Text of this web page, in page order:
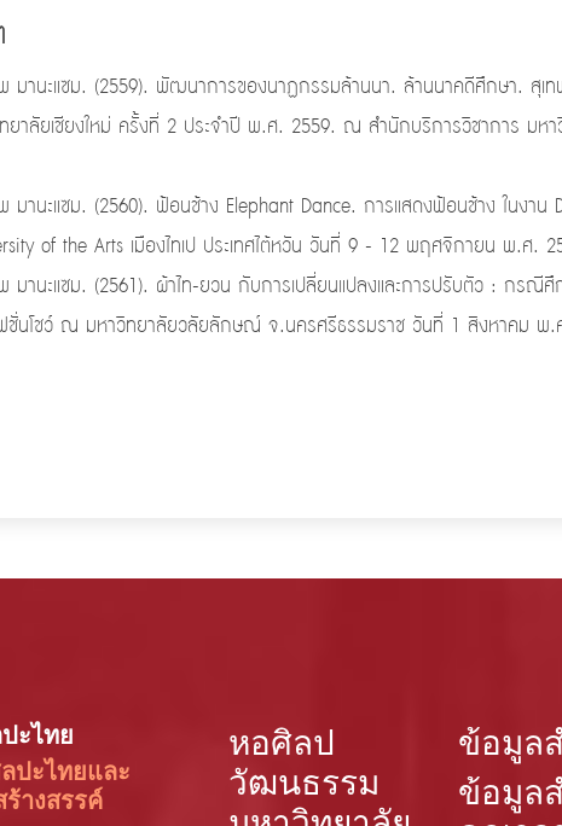
มานะแซม. (2559). พัฒนาการของนาฏกรรมล้านนา. ล้านนาคดีศึกษา. สุเ
ยาลัยเชียงใหม่ ครั้งที่ 2 ประจำปี พ.ศ. 2559. ณ สำนักบริการวิชาการ มห
านะแซม. (2560). ฟ้อนช้าง Elephant Dance. การแสดงฟ้อนช้าง ในงา
of the Arts เมืองไทเป ประเทศไต้หวัน วันที่ 9 - 12 พฤศจิกายน พ.ศ.
านะแซม. (2561). ผ้าไท-ยวน กับการเปลี่ยนแปลงและการปรับตัว : กรณีศึก
ชั่นโชว์ ณ มหาวิทยาลัยวลัยลักษณ์ จ.นครศรีธรรมราช วันที่ 1 สิงหาคม พ.
ะไทย
ปะไทยและ
างสรรค์
หอศิลป
วัฒนธรรม
ข้อมูล
ข้อมูล